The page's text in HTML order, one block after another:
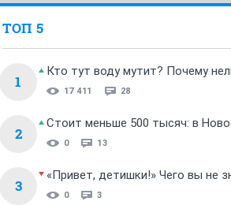
ТОП 5
1
Кто тут воду мутит? Почему
17 411 28
2
Стоит меньше 500 тысяч: в
0 13
3
«Привет, детишки!» Чего вы не
0 3